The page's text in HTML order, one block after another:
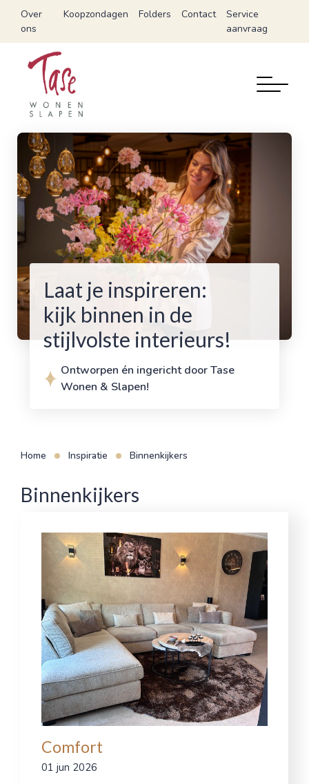
Over
ons
Koopzondagen Folders Contact
Service
aanvraag
Laat je inspireren:
kijk binnen in de
stijlvolste interieurs!
Ontworpen én ingericht door Tase
Wonen & Slapen!
Home Inspiratie Binnenkijkers
Binnenkijkers
Comfort
01 jun 2026